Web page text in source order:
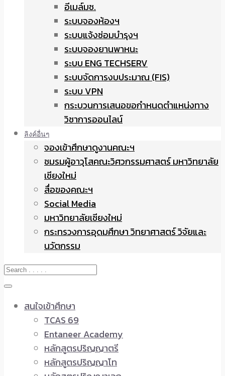
อีเมล์มช.
ระบบจองห้องฯ
ระบบแจ้งซ่อมบำรุงฯ
ระบบจองยานพาหนะ
ระบบ ENG TECHSERV
ระบบจัดการงบประมาณ (FIS)
ระบบ VPN
กระบวนการเสนอขอกำหนดตำแหน่งทาง
วิชาการออนไลน์
ลิงค์อื่นๆ
จองเข้าศึกษาดูงานคณะฯ
ชมรมผู้อาวุโสคณะวิศวกรรมศาสตร์ มหาวิทยาลัย
เชียงใหม่
สื่อของคณะฯ
Social Media
มหาวิทยาลัยเชียงใหม่
กระทรวงการอุดมศึกษา วิทยาศาสตร์ วิจัยและ
นวัตกรรม
สนใจเข้าศึกษา
TCAS 69
Entaneer Academy
หลักสูตรปริญญาตรี
หลักสูตรปริญญาโท